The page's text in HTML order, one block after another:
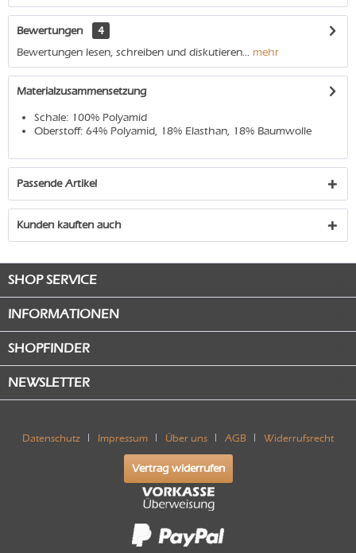
Bewertungen
4
Bewertungen lesen, schreiben und diskutieren... mehr
Materialzusammensetzung
Schale: 100% Polyamid
Oberstoff: 64% Polyamid, 18% Elasthan, 18% Baumwolle
Passende Artikel
Kunden kauften auch
SHOP SERVICE
INFORMATIONEN
SHOPFINDER
NEWSLETTER
Datenschutz Impressum Über uns AGB Widerrufsrecht
Vertrag widerrufen